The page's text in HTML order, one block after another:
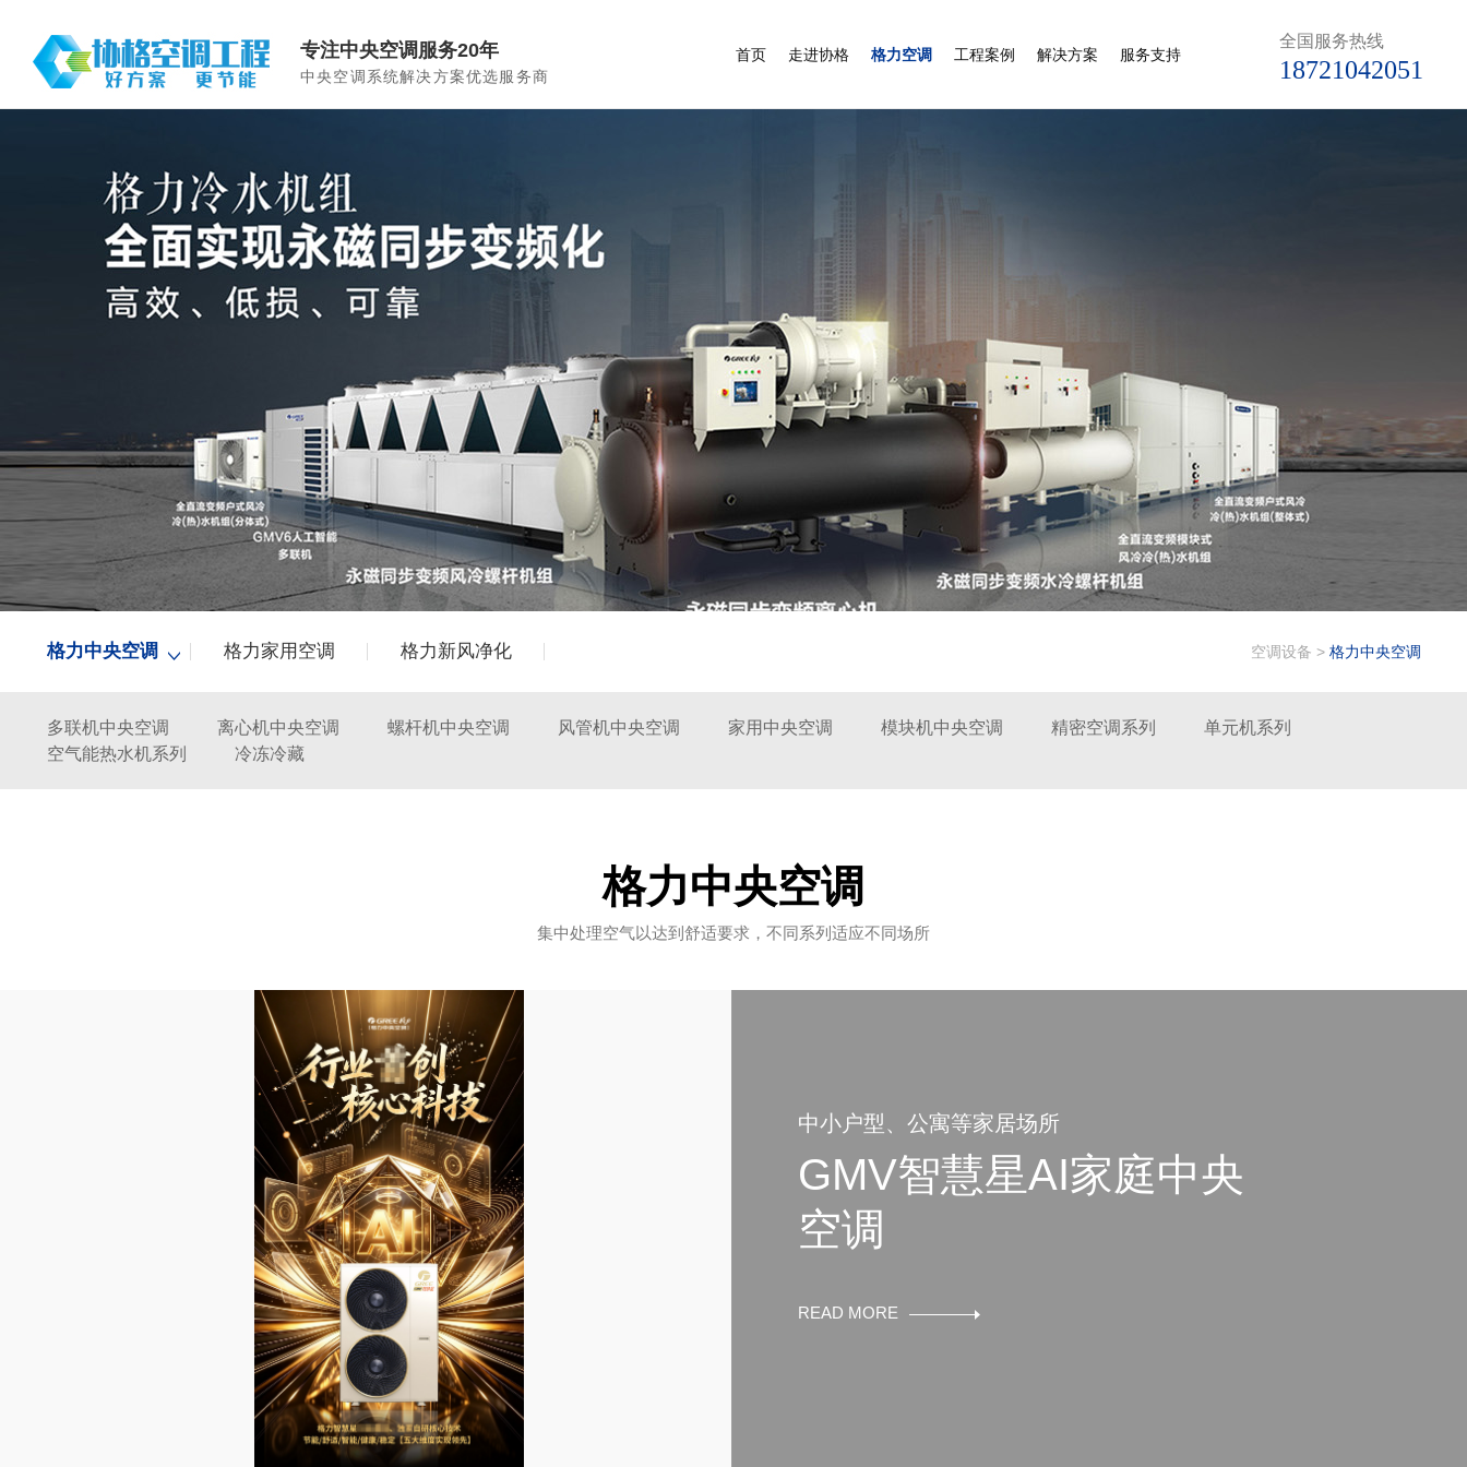
专注中央空调服务20年
中央空调系统解决方案优选服务商
全国服务热线
18721042051
首页 走进协格 格力空调 工程案例 解决方案 服务支持
格力中央空调 格力家用空调 格力新风净化 空调设备 > 格力中央空调
多联机中央空调 离心机中央空调 螺杆机中央空调 风管机中央空调 家用中央空调 模块机中央空调 精密空调系列
单元机系列
空气能热水机系列
冷冻冷藏
格力中央空调
集中处理空气以达到舒适要求，不同系列适应不同场所
中小户型、公寓等家居场所
GMV智慧星AI家庭中央
空调
READ MORE